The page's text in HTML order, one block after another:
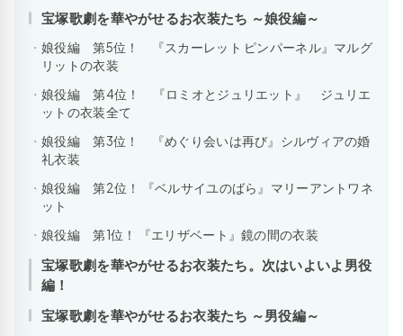
宝塚歌劇を華やがせるお衣装たち ～娘役編～
娘役編 第5位！ 『スカーレット ピンパーネル』マルグ
リットの衣装
娘役編 第4位！ 『ロミオとジュリエット』 ジュリエ
ットの衣装全て
娘役編 第3位！ 『めぐり会いは再び』シルヴィアの婚
礼衣装
娘役編 第2位！ 『ベルサイユのばら』マリーアントワネ
ット
娘役編 第1位！ 『エリザベート』鏡の間の衣装
宝塚歌劇を華やがせるお衣装たち。次はいよいよ男役
編！
宝塚歌劇を華やがせるお衣装たち ～男役編～